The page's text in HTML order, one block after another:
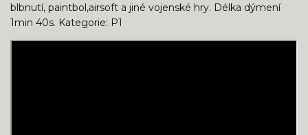
blbnutí, paintbol,airsoft a jiné vojenské hry. Délka dýmení
1min 40s. Kategorie: P1